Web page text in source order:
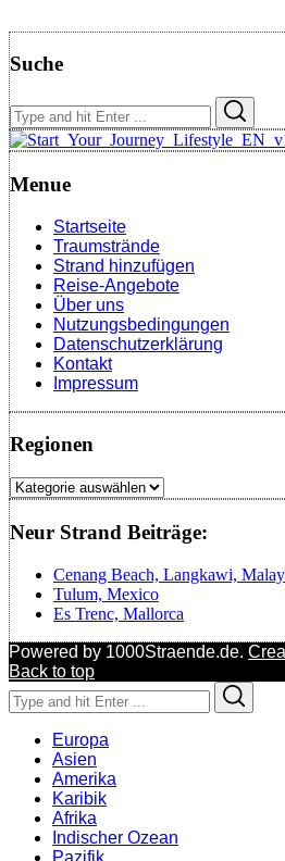
Suche
Search
for:
Menue
Startseite
Traumstrände
Strand hinzufügen
Reise-Angebote
Über uns
Nutzungsbedingungen
Datenschutzerklärung
Kontakt
Impressum
Regionen
Regionen
Neur Strand Beiträge:
Cenang Beach, Langkawi,
Tulum, Mexico
Es Trenc, Mallorca
Powered by 1000Straende.de.
Back to top
Search
for:
Europa
Asien
Amerika
Karibik
Afrika
Indischer Ozean
Pazifik